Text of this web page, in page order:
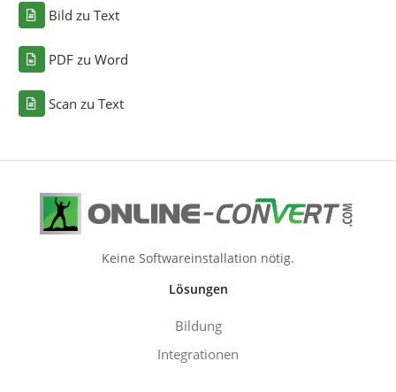
Bild zu Text
PDF zu Word
Scan zu Text
Keine Softwareinstallation nötig.
Lösungen
Bildung
Integrationen